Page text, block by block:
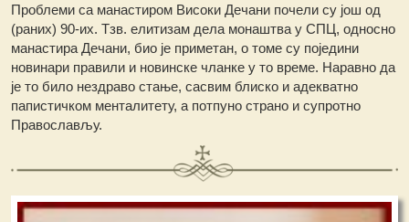
Проблеми са манастиром Високи Дечани почели су још од
(раних) 90-их. Тзв. елитизам дела монаштва у СПЦ, односно
манастира Дечани, био је приметан, о томе су поједини
новинари правили и новинске чланке у то време. Наравно да
је то било нездраво стање, сасвим блиско и адекватно
папистичком менталитету, а потпуно страно и супротно
Православљу.